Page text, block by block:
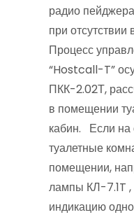
радио
при отсутствии
Процесс
“Hostcall-T”
ПКК-2.02Т,
в помещении
кабин. Если на
туалетные
помещении,
лампы КЛ-7.1T ,
индикацию